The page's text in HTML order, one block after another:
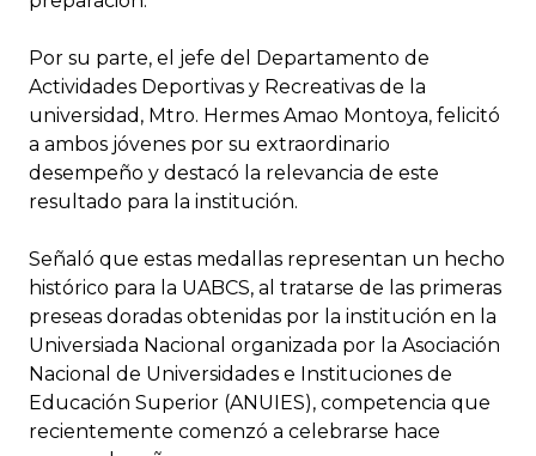
Por su parte, el jefe del Departamento de
Actividades Deportivas y Recreativas de la
universidad, Mtro. Hermes Amao Montoya, felicitó
a ambos jóvenes por su extraordinario
desempeño y destacó la relevancia de este
resultado para la institución.
Señaló que estas medallas representan un hecho
histórico para la UABCS, al tratarse de las primeras
preseas doradas obtenidas por la institución en la
Universiada Nacional organizada por la Asociación
Nacional de Universidades e Instituciones de
Educación Superior (ANUIES), competencia que
recientemente comenzó a celebrarse hace